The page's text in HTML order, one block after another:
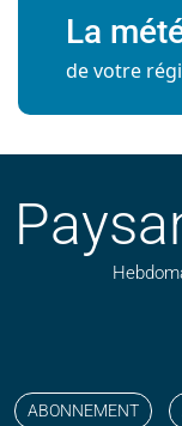
La
de votre
ABONNEMENT